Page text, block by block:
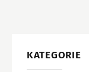
KATEGORIE